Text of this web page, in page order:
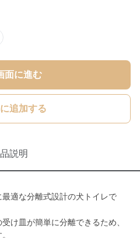
面に進む
追加する
説明
適な分離式設計の犬トイレで
け皿が簡単に分離できるため、